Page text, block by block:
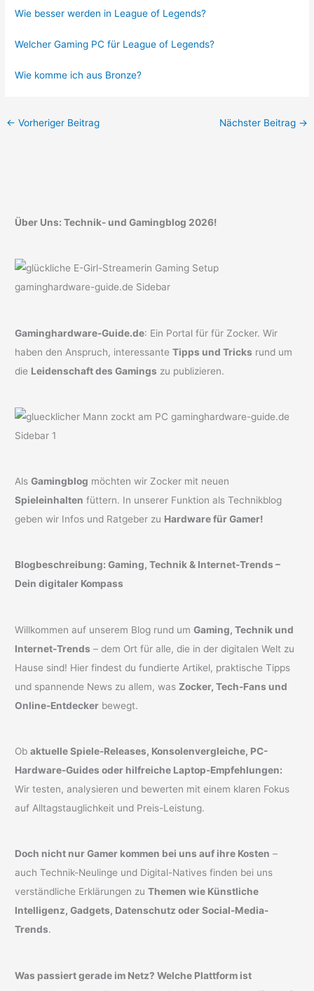
Wie besser werden in League of Legends?
Welcher Gaming PC für League of Legends?
Wie komme ich aus Bronze?
← Vorheriger Beitrag Nächster Beitrag →
Über Uns: Technik- und Gamingblog 2026!
Gaminghardware-Guide.de: Ein Portal für für Zocker. Wir
haben den Anspruch, interessanteTipps und Tricks rund um
die Leidenschaft des Gamings zu publizieren.
AlsGamingblog möchten wir Zocker mit neuen
Spieleinhalten füttern. In unserer Funktion als Technikblog
geben wir Infos und Ratgeber zu Hardware für Gamer!
Blogbeschreibung: Gaming, Technik & Internet-Trends –
Dein digitaler Kompass
Willkommen auf unserem Blog rund umGaming, Technik und
Internet-Trends – dem Ort für alle, die in der digitalen Welt zu
Hause sind! Hier findest du fundierte Artikel, praktische Tipps
und spannende News zu allem, wasZocker, Tech-Fans und
Online-Entdecker bewegt.
Obaktuelle Spiele-Releases, Konsolenvergleiche, PC-
Hardware-Guides oder hilfreiche Laptop-Empfehlungen:
Wir testen, analysieren und bewerten mit einem klaren Fokus
auf Alltagstauglichkeit und Preis-Leistung.
Doch nicht nur Gamer kommen bei uns auf ihre Kosten –
auch Technik-Neulinge und Digital-Natives finden bei uns
verständliche Erklärungen zuThemen wie Künstliche
Intelligenz, Gadgets, Datenschutz oder Social-Media-
Trends.
Was passiert gerade im Netz? Welche Plattform ist